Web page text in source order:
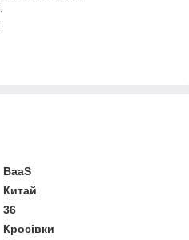
BaaS
Китай
36
Кросівки